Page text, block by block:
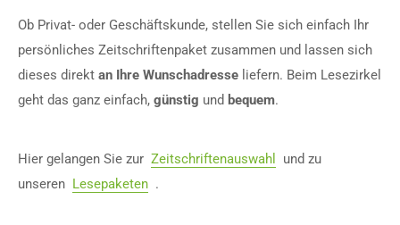
Ob Privat- oder Geschäftskunde, stellen Sie sich einfach Ihr
persönliches Zeitschriftenpaket zusammen und lassen sich
dieses direkt an Ihre Wunschadresse liefern. Beim Lesezirkel
geht das ganz einfach, günstig und bequem.
Hier gelangen Sie zur Zeitschriftenauswahl
und zu
unseren Lesepaketen .